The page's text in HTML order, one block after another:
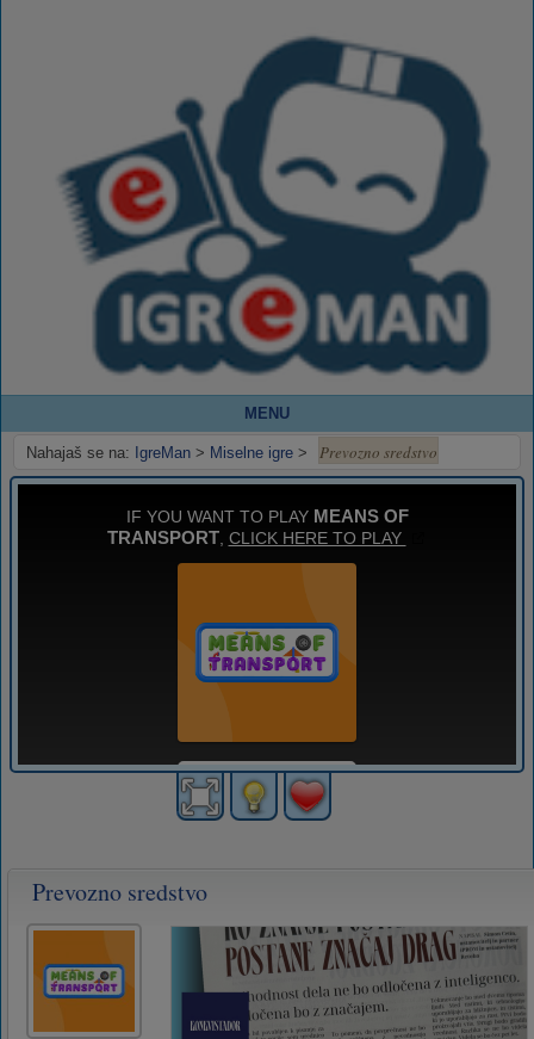
MENU
Nahajaš se na: IgreMan > Miselne igre > Prevozno sredstvo
Prevozno sredstvo